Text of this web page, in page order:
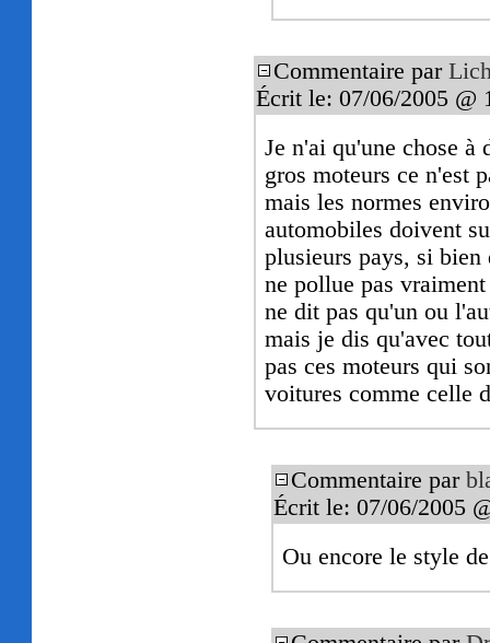
Commentaire par
Écrit le: 07/06/2005 @
Je n'ai qu'une chose à
gros moteurs ce n'est
mais les normes
automobiles doivent
plusieurs pays, si
ne pollue pas
ne dit pas qu'un ou
mais je dis qu'avec
pas ces moteurs qui
voitures comme celle
Commentaire par
Écrit le: 07/06/2005
Ou encore le style